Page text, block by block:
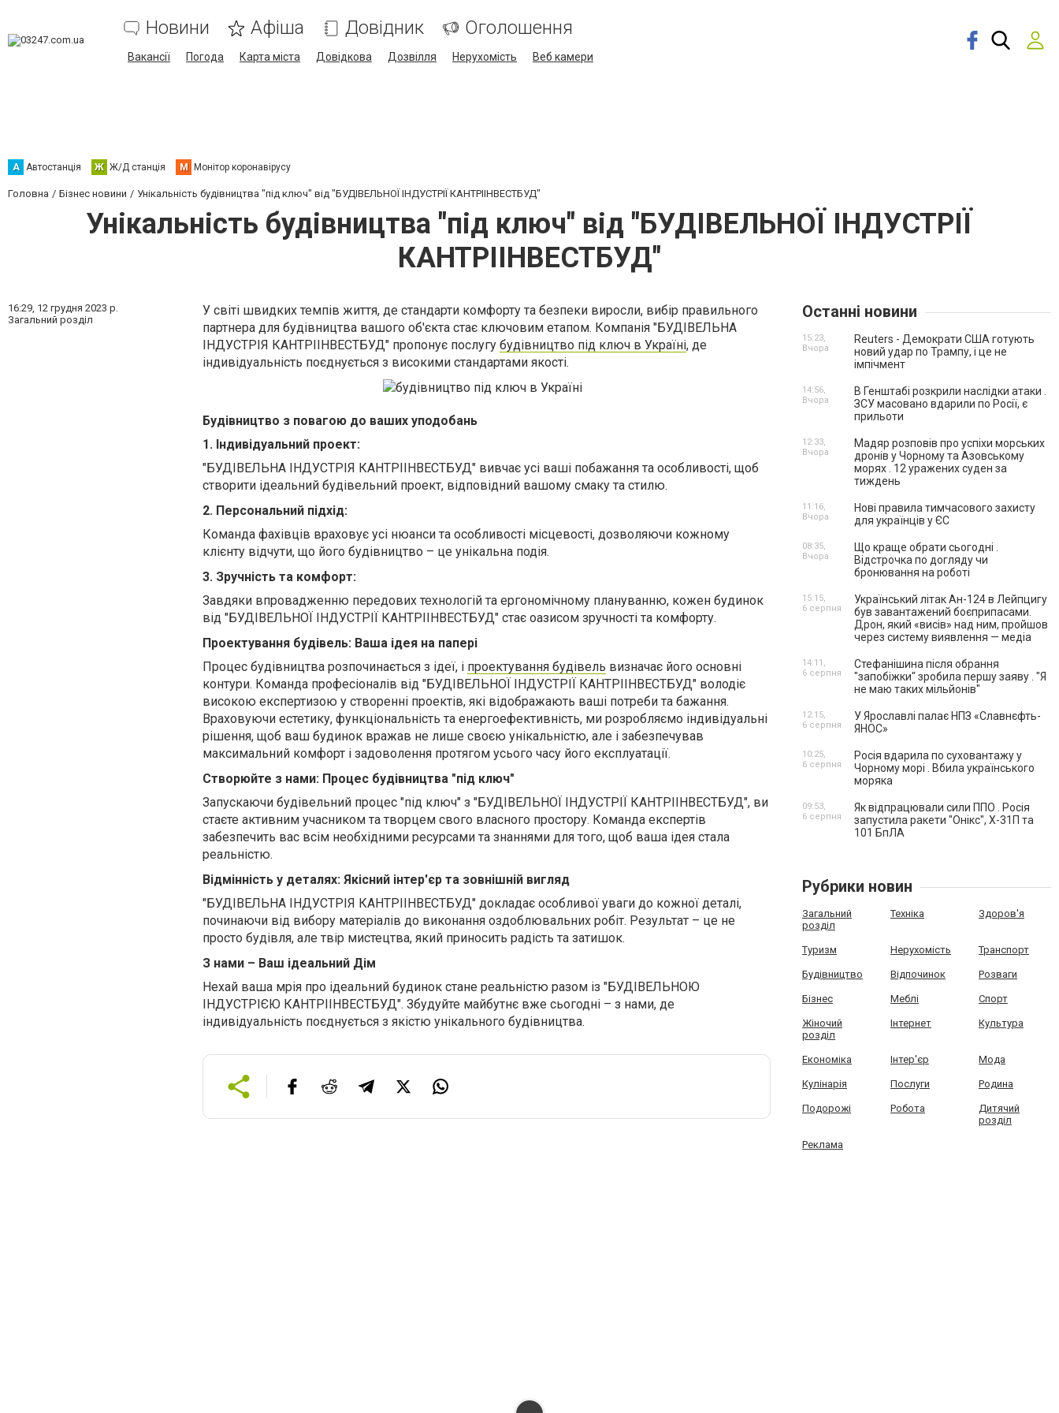
Новини Афіша Довідник Оголошення
Вакансії Погода Карта міста Довідкова Дозвілля Нерухомість Веб камери
А Автостанція Ж Ж/Д станція М Монітор коронавірусу
Головна Бізнес новини Унікальність будівництва "під ключ" від "БУДІВЕЛЬНОЇ ІНДУСТРІЇ КАНТРІІНВЕСТБУД"
Унікальність будівництва "під ключ" від "БУДІВЕЛЬНОЇ ІНДУСТРІЇ
КАНТРІІНВЕСТБУД"
16:29, 12 грудня 2023 р.
Загальний розділ
У світі швидких темпів життя, де стандарти комфорту та безпеки виросли, вибір правильного
партнера для будівництва вашого об'єкта стає ключовим етапом. Компанія "БУДІВЕЛЬНА
ІНДУСТРІЯ КАНТРІІНВЕСТБУД" пропонує послугу будівництво під ключ в Україні, де
індивідуальність поєднується з високими стандартами якості.
Будівництво з повагою до ваших уподобань
1. Індивідуальний проект:
"БУДІВЕЛЬНА ІНДУСТРІЯ КАНТРІІНВЕСТБУД" вивчає усі ваші побажання та особливості, щоб
створити ідеальний будівельний проект, відповідний вашому смаку та стилю.
2. Персональний підхід:
Команда фахівців враховує усі нюанси та особливості місцевості, дозволяючи кожному
клієнту відчути, що його будівництво – це унікальна подія.
3. Зручність та комфорт:
Завдяки впровадженню передових технологій та ергономічному плануванню, кожен будинок
від "БУДІВЕЛЬНОЇ ІНДУСТРІЇ КАНТРІІНВЕСТБУД" стає оазисом зручності та комфорту.
Проектування будівель: Ваша ідея на папері
Процес будівництва розпочинається з ідеї, і проектування будівель визначає його основні
контури. Команда професіоналів від "БУДІВЕЛЬНОЇ ІНДУСТРІЇ КАНТРІІНВЕСТБУД" володіє
високою експертизою у створенні проектів, які відображають ваші потреби та бажання.
Враховуючи естетику, функціональність та енергоефективність, ми розробляємо індивідуальні
рішення, щоб ваш будинок вражав не лише своєю унікальністю, але і забезпечував
максимальний комфорт і задоволення протягом усього часу його експлуатації.
Створюйте з нами: Процес будівництва "під ключ"
Запускаючи будівельний процес "під ключ" з "БУДІВЕЛЬНОЇ ІНДУСТРІЇ КАНТРІІНВЕСТБУД", ви
стаєте активним учасником та творцем свого власного простору. Команда експертів
забезпечить вас всім необхідними ресурсами та знаннями для того, щоб ваша ідея стала
реальністю.
Відмінність у деталях: Якісний інтер'єр та зовнішній вигляд
"БУДІВЕЛЬНА ІНДУСТРІЯ КАНТРІІНВЕСТБУД" докладає особливої уваги до кожної деталі,
починаючи від вибору матеріалів до виконання оздоблювальних робіт. Результат – це не
просто будівля, але твір мистецтва, який приносить радість та затишок.
З нами – Ваш ідеальний Дім
Нехай ваша мрія про ідеальний будинок стане реальністю разом із "БУДІВЕЛЬНОЮ
ІНДУСТРІЄЮ КАНТРІІНВЕСТБУД". Збудуйте майбутнє вже сьогодні – з нами, де
індивідуальність поєднується з якістю унікального будівництва.
Останні новини
Reuters - Демократи США готують
новий удар по Трампу, і це не
імпічмент
15:23,
Вчора
В Генштабі розкрили наслідки атаки .
ЗСУ масовано вдарили по Росії, є
прильоти
14:56,
Вчора
Мадяр розповів про успіхи морських
дронів у Чорному та Азовському
морях . 12 уражених суден за
тиждень
12:33,
Вчора
Нові правила тимчасового захисту
для українців у ЄС
11:16,
Вчора
Що краще обрати сьогодні .
Відстрочка по догляду чи
бронювання на роботі
08:35,
Вчора
Український літак Ан-124 в Лейпцигу
був завантажений боєприпасами.
Дрон, який «висів» над ним, пройшов
через систему виявлення — медіа
15:15,
6 серпня
Стефанішина після обрання
"запобіжки" зробила першу заяву . "Я
не маю таких мільйонів"
14:11,
6 серпня
У Ярославлі палає НПЗ «Славнєфть-
ЯНОС»
12:15,
6 серпня
Росія вдарила по суховантажу у
Чорному морі . Вбила українського
моряка
10:25,
6 серпня
Як відпрацювали сили ППО . Росія
запустила ракети "Онікс", Х-31П та
101 БпЛА
09:53,
6 серпня
Рубрики новин
Загальний
розділ
Техніка Здоров'я
Туризм Нерухомість Транспорт
Будівництво Відпочинок Розваги
Бізнес Меблі Спорт
Жіночий
розділ
Інтернет Культура
Економіка Інтер'єр Мода
Кулінарія Послуги Родина
Подорожі Робота
Дитячий
розділ
Реклама